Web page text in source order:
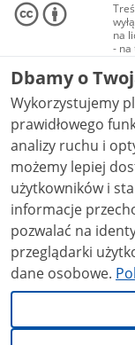
na
- na
NC-
Dbamy o
Wykorzystujemy
prawidłowego
analizy ruchu i
możemy lepiej
użytkowników i stale
informacje
pozwalać na
przeglądarki
dane osobowe.